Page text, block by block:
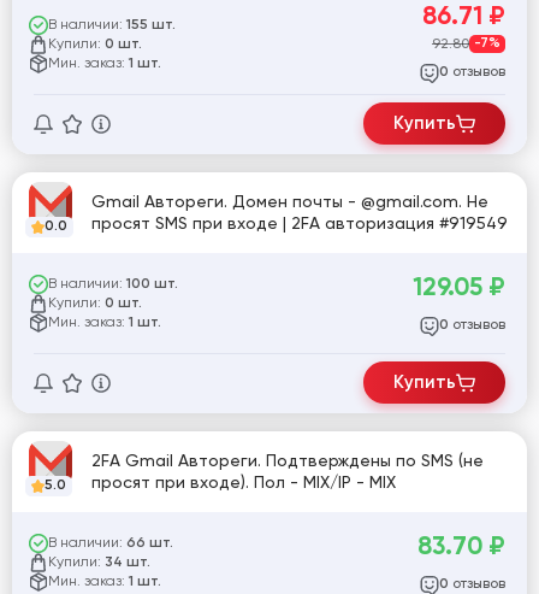
В наличии: 155 шт.
Купили: 0 шт.
Мин. заказ: 1 шт.
86.71 ₽
92.80 -7%
0 отзывов
Купить
0.0
Gmail Автореги. Домен почты - @gmail.com. Не
просят SMS при входе | 2FA авторизация #919549
В наличии: 100 шт.
Купили: 0 шт.
Мин. заказ: 1 шт.
129.05 ₽
0 отзывов
Купить
5.0
2FA Gmail Автореги. Подтверждены по SMS (не
просят при входе). Пол - MIX/IP - MIX
В наличии: 66 шт.
Купили: 34 шт.
Мин. заказ: 1 шт.
83.70 ₽
0 отзывов